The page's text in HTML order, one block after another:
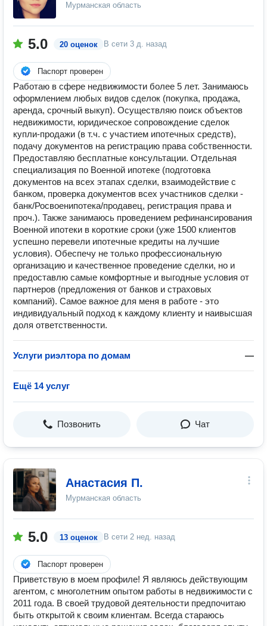
Мурманская область
5.0 20 оценок В сети 3 д. назад
Паспорт проверен
Работаю в сфере недвижимости более 5 лет. Занимаюсь
оформлением любых видов сделок (покупка, продажа,
аренда, срочный выкуп). Осуществляю поиск объектов
недвижимости, юридическое сопровождение сделок
купли-продажи (в т.ч. с участием ипотечных средств),
подачу документов на регистрацию права собственности.
Предоставляю бесплатные консультации. Отдельная
специализация по Военной ипотеке (подготовка
документов на всех этапах сделки, взаимодействие с
банком, проверка документов всех участников сделки -
банк/Росвоенипотека/продавец, регистрация права и
проч.). Также занимаюсь проведением рефинансирования
Военной ипотеки в короткие сроки (уже 1500 клиентов
успешно перевели ипотечные кредиты на лучшие
условия). Обеспечу не только профессиональную
организацию и качественное проведение сделки, но и
предоставлю самые комфортные и выгодные условия от
партнеров (предложения от банков и страховых
компаний). Самое важное для меня в работе - это
индивидуальный подход к каждому клиенту и наивысшая
доля ответственности.
Услуги риэлтора по домам —
Ещё 14 услуг
Позвонить Чат
Анастасия П.
Мурманская область
5.0 13 оценок В сети 2 нед. назад
Паспорт проверен
Приветствую в моем профиле! Я являюсь действующим
агентом, с многолетним опытом работы в недвижимости с
2011 года. В своей трудовой деятельности предпочитаю
быть открытой к своим клиентам. Всегда стараюсь